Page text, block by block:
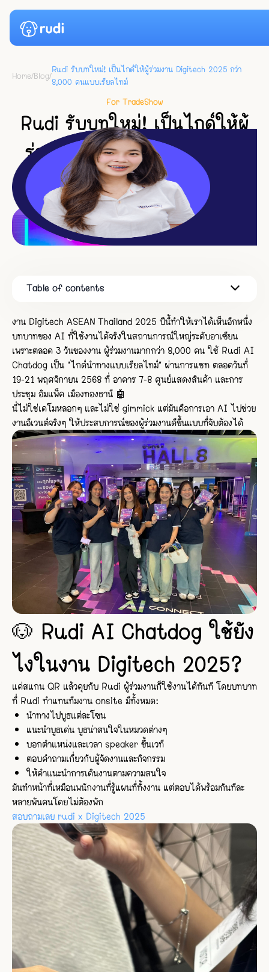
Case Studies
Pricing
News
Resource
Blog
Docs
Login
Start for Free
Home/Blog/Rudi รับบทใหม่! เป็นไกด์ให้ผู้ร่วมงาน Digitech 2025 กว่า
8,000 คนแบบเรียลไทม์
For TradeShow
Rudi รับบทใหม่! เป็นไกด์ให้ผู้
ร่วมงาน Digitech 2025 กว่า
8,000 คนแบบเรียลไทม์
2min read ● December 2, 2025
Table of contents
งาน Digitech ASEAN Thailand 2025 ปีนี้ทำให้เราได้เห็นอีกหนึ่ง
บทบาทของ AI ที่ใช้งานได้จริงในสถานการณ์ใหญ่ระดับอาเซียน
เพราะตลอด 3 วันของงาน ผู้ร่วมงานมากกว่า 8,000 คน ใช้ Rudi AI
Chatdog เป็น “ไกด์นำทางแบบเรียลไทม์” ผ่านการแชท ตลอดวันที่
19-21 พฤศจิกายน 2568 ที่ อาคาร 7-8 ศูนย์แสดงสินค้า และการ
ประชุม อิมแพ็ค เมืองทองธานี 🤖
นี่ไม่ใช่เดโมหลอกๆ และไม่ใช่ gimmick แต่มันคือการเอา AI ไปช่วย
งานอีเวนต์จริงๆ ให้ประสบการณ์ของผู้ร่วมงานดีขึ้นแบบที่จับต้องได้
🐶 Rudi AI Chatdog ใช้ยัง
ไงในงาน Digitech 2025?
แค่สแกน QR แล้วคุยกับ Rudi ผู้ร่วมงานก็ใช้งานได้ทันที โดยบทบาท
ที่ Rudi ทำแทนทีมงาน onsite มีทั้งหมด:
นำทางไปบูธแต่ละโซน
แนะนำบูธเด่น บูธน่าสนใจในหมวดต่างๆ
บอกตำแหน่งและเวลา speaker ขึ้นเวที
ตอบคำถามเกี่ยวกับผู้จัดงานและกิจกรรม
ให้คำแนะนำการเดินงานตามความสนใจ
มันทำหน้าที่เหมือนพนักงานที่รู้แผนที่ทั้งงาน แต่ตอบได้พร้อมกันทีละ
หลายพันคนโดยไม่ต้องพัก
สอบถามเลย rudi x Digitech 2025